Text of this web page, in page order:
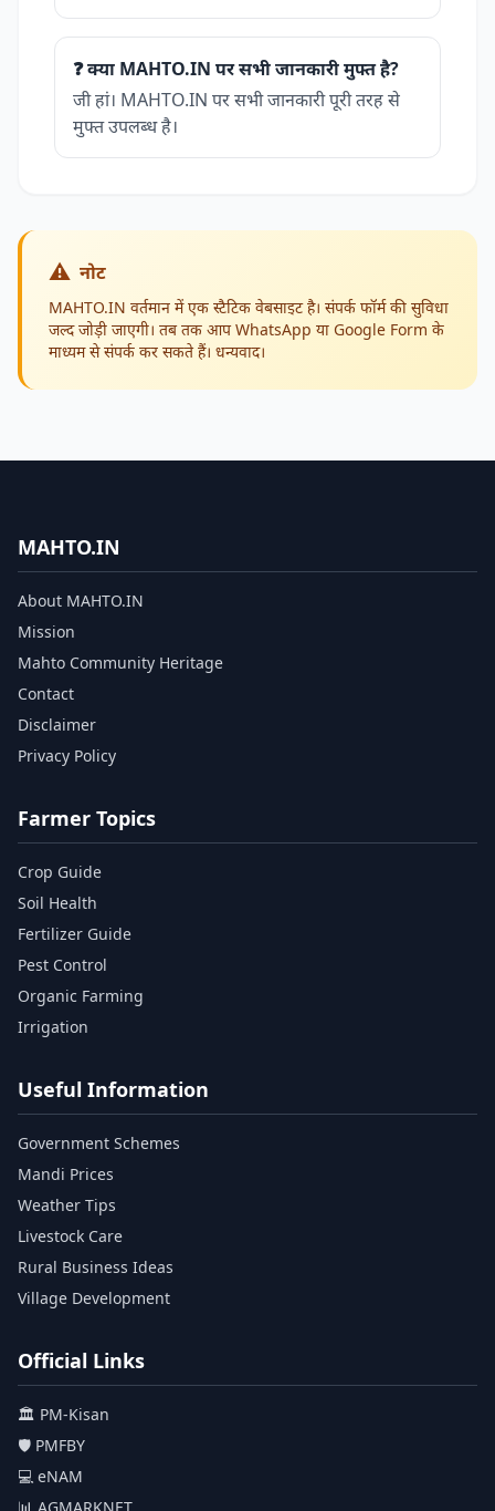
❓ क्या MAHTO.IN पर सभी जानकारी मुफ्त है?
जी हां। MAHTO.IN पर सभी जानकारी पूरी तरह से
मुफ्त उपलब्ध है।
⚠️ नोट
MAHTO.IN वर्तमान में एक स्टैटिक वेबसाइट है। संपर्क फॉर्म की सुविधा
जल्द जोड़ी जाएगी। तब तक आप WhatsApp या Google Form के
माध्यम से संपर्क कर सकते हैं। धन्यवाद।
MAHTO.IN
About MAHTO.IN
Mission
Mahto Community Heritage
Contact
Disclaimer
Privacy Policy
Farmer Topics
Crop Guide
Soil Health
Fertilizer Guide
Pest Control
Organic Farming
Irrigation
Useful Information
Government Schemes
Mandi Prices
Weather Tips
Livestock Care
Rural Business Ideas
Village Development
Official Links
🏛️ PM-Kisan
🛡️ PMFBY
💻 eNAM